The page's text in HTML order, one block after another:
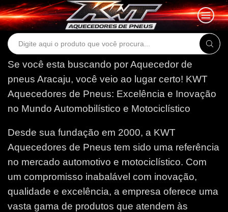
Search
Se você esta buscando por Aquecedor de
pneus Aracaju, você veio ao lugar certo! KWT
Aquecedores de Pneus: Excelência e Inovação
no Mundo Automobilístico e Motociclístico
Desde sua fundação em 2000, a KWT
Aquecedores de Pneus tem sido uma referência
no mercado automotivo e motociclístico. Com
um compromisso inabalável com inovação,
qualidade e excelência, a empresa oferece uma
vasta gama de produtos que atendem às